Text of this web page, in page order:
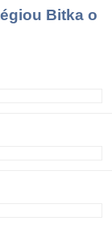
Bitka o